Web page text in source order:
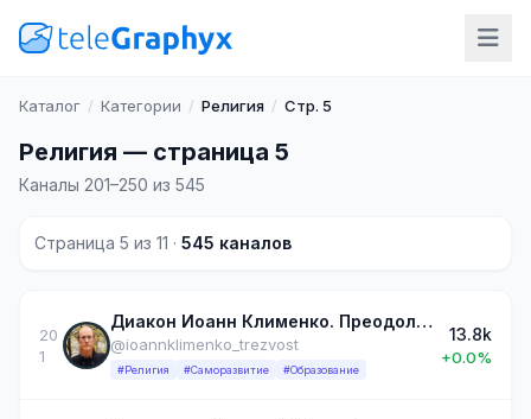
Каталог / Категории / Религия / Стр. 5
Религия — страница 5
Каналы 201–250 из 545
Страница 5 из 11 · 545 каналов
20
1
Диакон Иоанн Клименко. Преодоление зависимости - Православный подход.
@ioannklimenko_trezvost
#Религия #Саморазвитие #Образование
13.8k
+0.0%